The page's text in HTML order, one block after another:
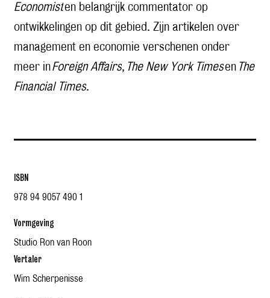
Economisten belangrijk commentator op
ontwikkelingen op dit gebied. Zijn artikelen over
management en economie verschenen onder
meer inForeign Affairs The New York Timesen The
Financial Times
ISBN
978 94 9057 490 1
Vormgeving
Studio Ron van Roon
Vertaler
Wim Scherpenisse